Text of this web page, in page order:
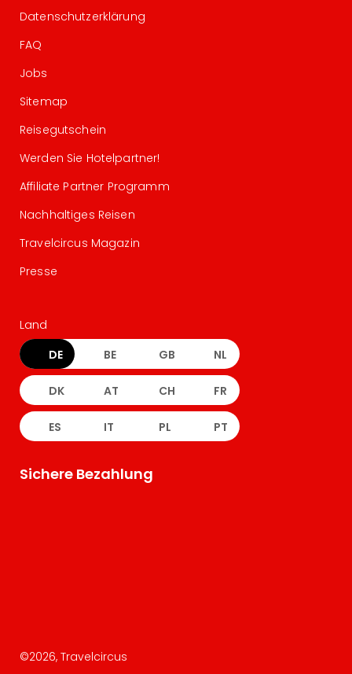
Datenschutzerklärung
FAQ
Jobs
Sitemap
Reisegutschein
Werden Sie Hotelpartner!
Affiliate Partner Programm
Nachhaltiges Reisen
Travelcircus Magazin
Presse
Land
DE BE GB NL
DK AT CH FR
ES IT PL PT
Sichere Bezahlung
©2026, Travelcircus